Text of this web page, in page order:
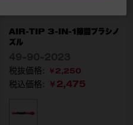
AIR-TIP 3-IN-1隙間ブラシノ
ズル
￥2,250
税込価格: ￥2,475
型番49-90-2023